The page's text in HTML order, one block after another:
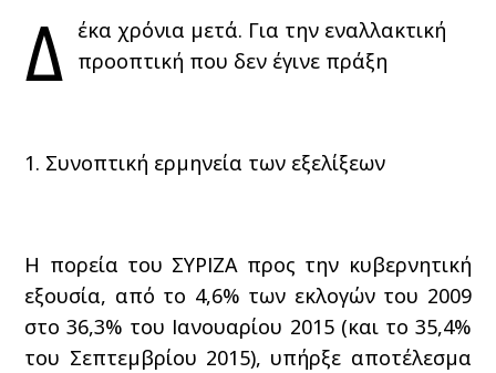
Δ
έκα χρόνια μετά. Για την εναλλακτική
προοπτική που δεν έγινε πράξη
1. Συνοπτική ερμηνεία των εξελίξεων
Η πορεία του ΣΥΡΙΖΑ προς την κυβερνητική
εξουσία, από το 4,6% των εκλογών του 2009
στο 36,3% του Ιανουαρίου 2015 (και το 35,4%
του Σεπτεμβρίου 2015), υπήρξε αποτέλεσμα